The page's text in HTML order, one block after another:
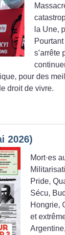
la Une,
s’arrête
pour des
droit de vivre.
2026)
Mort·es
Pride,
Sécu,
Hongrie,
et